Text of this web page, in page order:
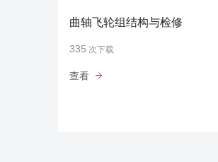
曲轴飞轮组结构与检修
335 次下载
查看